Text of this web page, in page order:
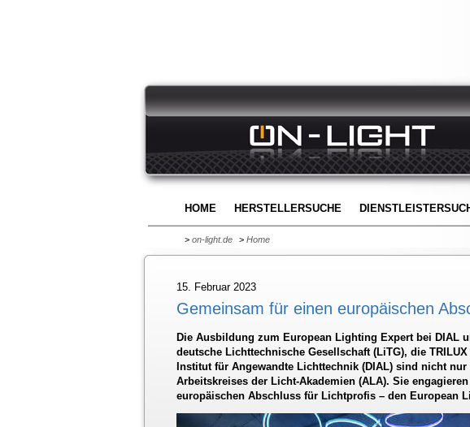
HOME HERSTELLERSUCHE
> on-light.de > Home
15. Februar 2023
Gemeinsam für einen europäischen
Die Ausbildung zum European Lighting Expert bei DIAL
deutsche Lichttechnische Gesellschaft (LiTG), die
Institut für Angewandte Lichttechnik (DIAL) sind nicht
Arbeitskreises der Licht-Akademien (ALA). Sie
europäischen Abschluss für Lichtprofis – den European